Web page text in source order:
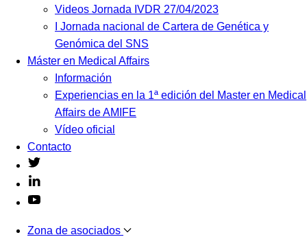
Videos Jornada IVDR 27/04/2023
I Jornada nacional de Cartera de Genética y
Genómica del SNS
Máster en Medical Affairs
Información
Experiencias en la 1ª edición del Master en Medical
Affairs de AMIFE
Vídeo oficial
Contacto
Zona de asociados